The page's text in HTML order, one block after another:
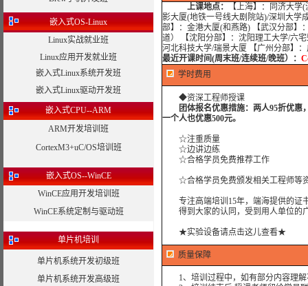
嵌入式OS-Linux
Linux实战就业班
Linux应用开发就业班
嵌入式Linux系统开发班
嵌入式Linux驱动开发班
嵌入式CPU--ARM
ARM开发培训班
CortexM3+uC/OS培训班
嵌入式OS--WinCE
WinCE应用开发培训班
WinCE系统定制与驱动班
单片机培训
单片机系统开发初级班
单片机系统开发高级班
上课地点：
【上海】：同济大
影大厦(地铁一号线大剧院站)/深圳大学
部】：金港大厦(和燕路) 【武汉分部】
道） 【沈阳分部】：沈阳理工大学/六
河北科技大学/瑞景大厦 【广州分部】
最近开课时间(周末班/连续班/晚班）：
学时费用
◆资深工程师授课
团体报名优惠措施：两人95折优
一个人也优惠500元。
☆注重质量
☆边讲边练
☆合格学员免费推荐工作
☆合格学员免费颁发相关工程师等资
专注高端培训15年，端海提供的证
得到大家的认同，受到用人单位的
★实验设备请点击这儿查看★
质量保障
1、培训过程中，如有部分内容理解